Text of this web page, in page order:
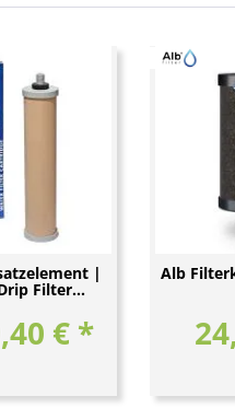
|
Filter...
€ *
Alb